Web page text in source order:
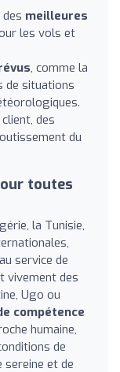
meilleures
les vols et
, comme la
de situations
des
du
toutes
la Tunisie,
service de
vivement des
Ugo ou
compétence
humaine,
de
sereine et de